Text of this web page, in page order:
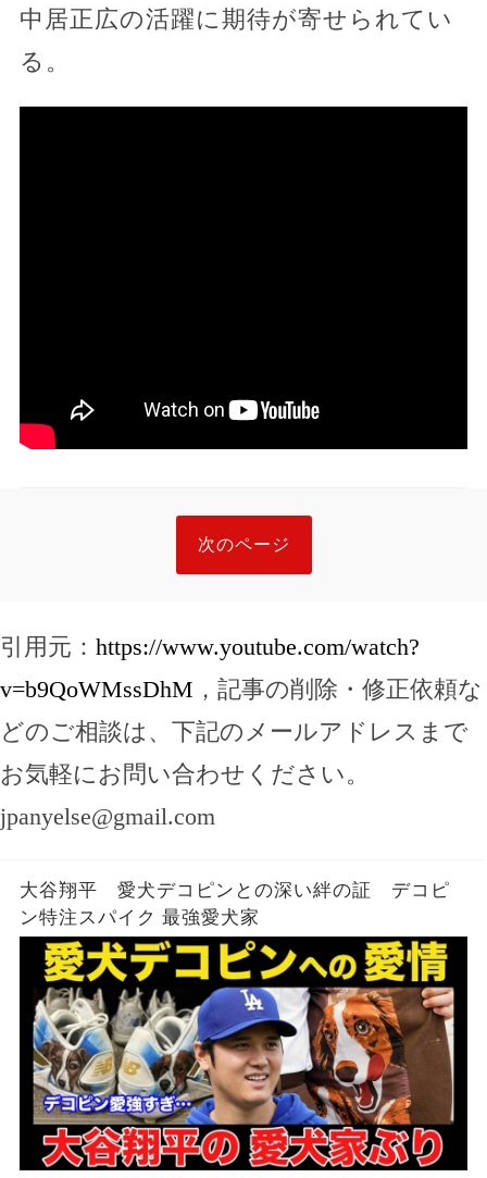
中居正広の活躍に期待が寄せられてい
る。
次のページ
引用元： https://www.youtube.com/watch?
v=b9QoWMssDhM ，記事の削除・修正依頼な
どのご相談は、下記のメールアドレスまで
お気軽にお問い合わせください。
jpanyelse@gmail.com
大谷翔平 愛犬デコピンとの深い絆の証 デコピ
ン特注スパイク 最強愛犬家